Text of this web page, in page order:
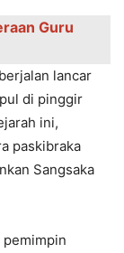
Guru
lancar
di pinggir
ini,
paskibraka
Sangsaka
pemimpin